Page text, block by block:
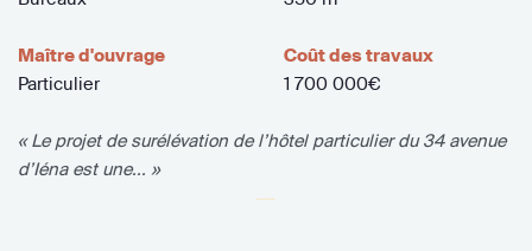
Maître d'ouvrage
Particulier
Coût des travaux
1 700 000€
« Le projet de surélévation de l’hôtel particulier du 34 avenue
d’Iéna est une... »